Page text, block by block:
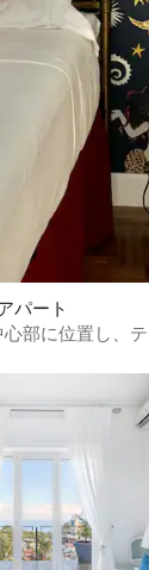
パート
部に位置し、
です。